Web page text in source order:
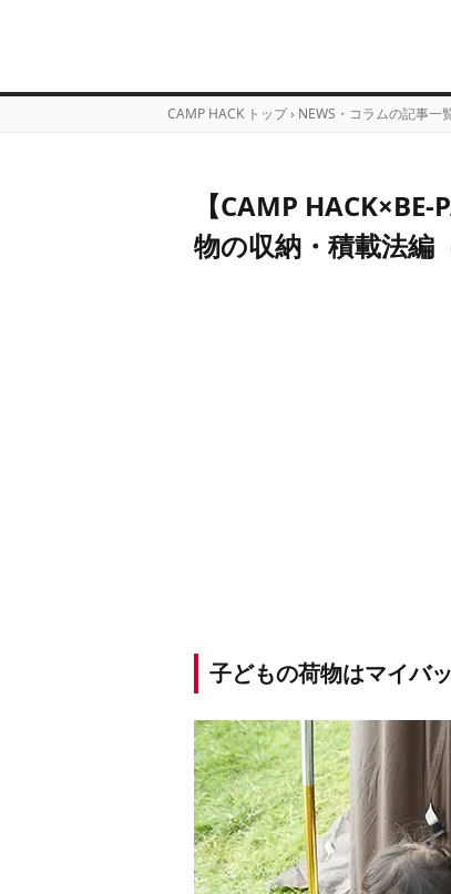
CAMP HACK トップ › NEWS・コラムの記事一
【CAMP
物の収納・積載法編
子どもの荷物はマイバ